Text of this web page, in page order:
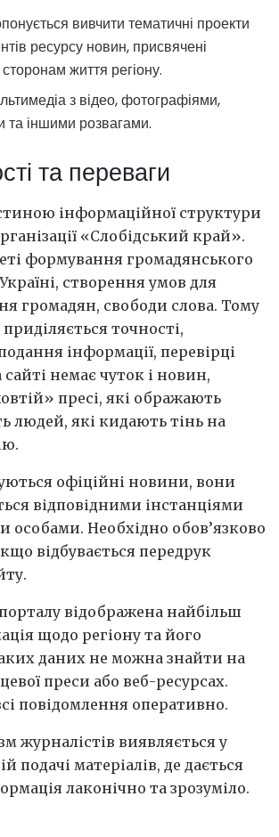
вивчити тематичні проекти
ресурсу новин, присвячені
життя регіону.
з відео, фотографіями,
та іншими розвагами.
та переваги
інформаційної структури
«Слобідський край».
формування громадянського
створення умов для
громадян, свободи слова. Тому
точності,
інформації, перевірці
сайті немає чуток і новин,
пресі, які ображають
людей, які кидають тінь на
офіційні новини, вони
відповідними інстанціями
особами. Необхідно обов’язково
відбувається передрук
відображена найбільш
щодо регіону та його
даних не можна знайти на
преси або веб-ресурсах.
повідомлення оперативно.
журналістів виявляється у
подачі матеріалів, де дається
лаконічно та зрозуміло.